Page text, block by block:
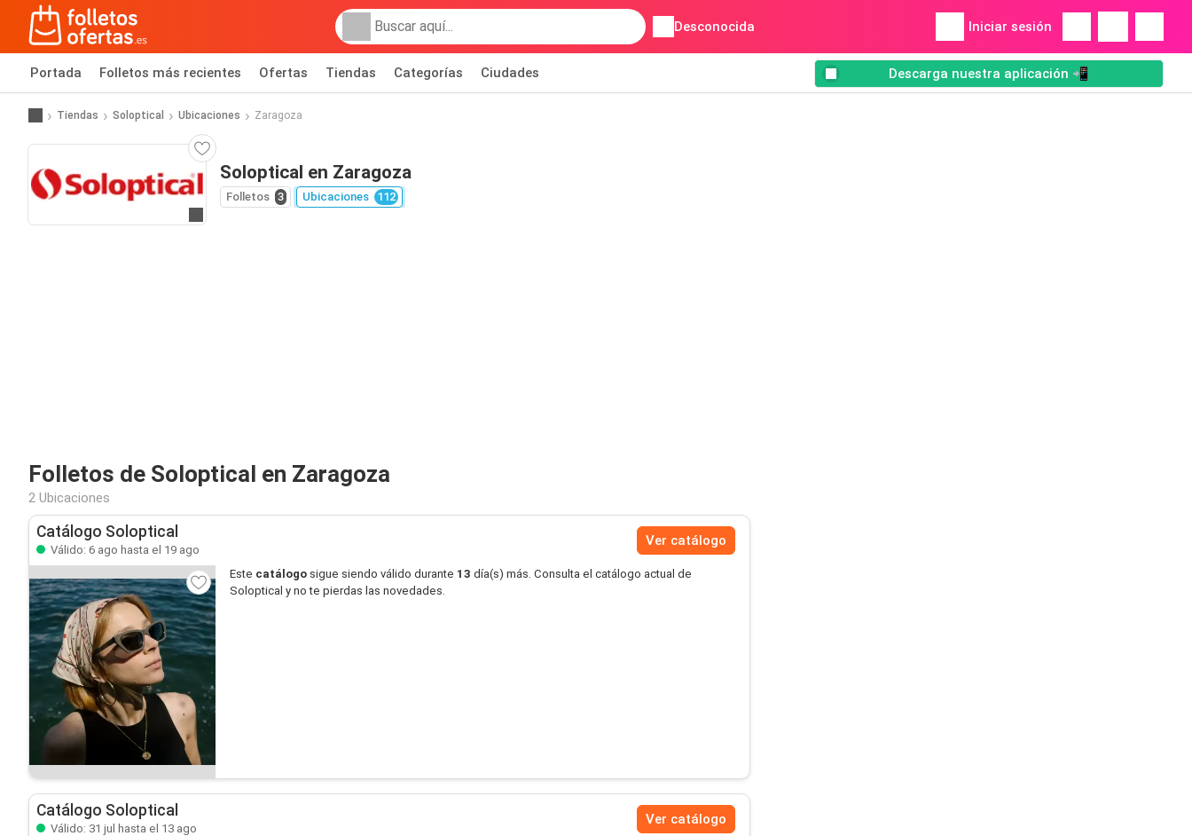
Desconocida Iniciar sesión
Portada Folletos más recientes Ofertas Tiendas Categorías Ciudades Descarga nuestra aplicación 📲
Tiendas Soloptical Ubicaciones Zaragoza
Soloptical en Zaragoza
Folletos 3 Ubicaciones 112
Folletos de Soloptical en Zaragoza
2 Ubicaciones
Catálogo Soloptical
Válido: 6 ago hasta el 19 ago
Ver catálogo
Este catálogo sigue siendo válido durante 13 día(s) más. Consulta el catálogo actual de
Soloptical y no te pierdas las novedades.
Catálogo Soloptical
Válido: 31 jul hasta el 13 ago
Ver catálogo